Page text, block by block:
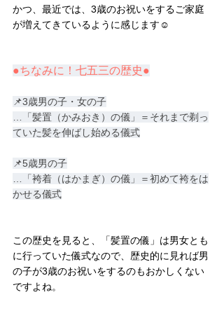
かつ、最近では、3歳のお祝いをするご家庭
が増えてきているように感じます☺
●ちなみに！七五三の歴史●
📌3歳男の子・女の子
…「髪置（かみおき）の儀」＝それまで剃っ
ていた髪を伸ばし始める儀式
📌5歳男の子
…「袴着（はかまぎ）の儀」＝初めて袴をは
かせる儀式
この歴史を見ると、「髪置の儀」は男女とも
に行っていた儀式なので、歴史的に見れば男
の子が3歳のお祝いをするのもおかしくない
ですよね。